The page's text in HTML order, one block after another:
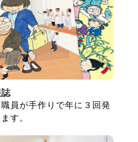
員が手作りで年に３回発
す。